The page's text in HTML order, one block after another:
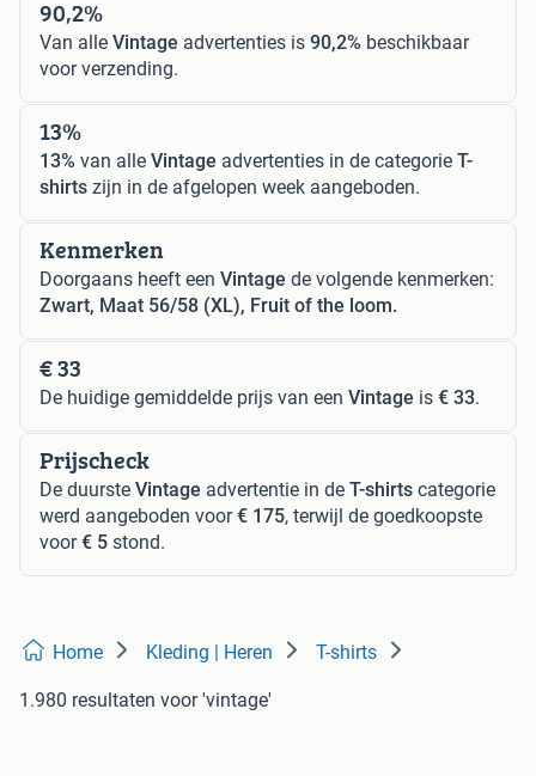
90,2%
Van alle Vintage advertenties is 90,2% beschikbaar
voor verzending.
13%
13% van alle Vintage advertenties in de categorie T-
shirts zijn in de afgelopen week aangeboden.
Kenmerken
Doorgaans heeft een Vintage de volgende kenmerken:
Zwart, Maat 56/58 (XL), Fruit of the loom.
€ 33
De huidige gemiddelde prijs van een Vintage is € 33.
Prijscheck
De duurste Vintage advertentie in de T-shirts categorie
werd aangeboden voor€ 175, terwijl de goedkoopste
voor€ 5 stond.
Home Kleding | Heren T-shirts
1.980 resultaten voor 'vintage'